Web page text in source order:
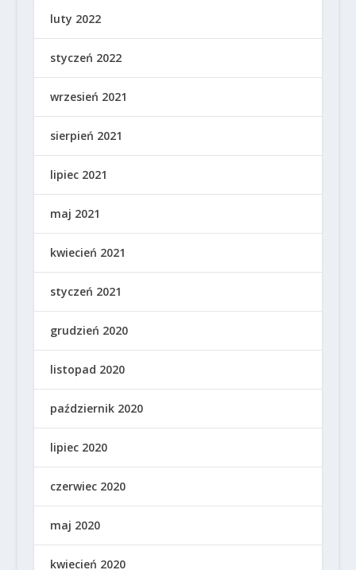
luty 2022
styczeń 2022
wrzesień 2021
sierpień 2021
lipiec 2021
maj 2021
kwiecień 2021
styczeń 2021
grudzień 2020
listopad 2020
październik 2020
lipiec 2020
czerwiec 2020
maj 2020
kwiecień 2020